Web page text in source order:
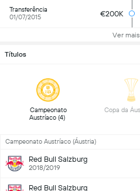
Transferência
01/07/2015
€200K
Ver mais
Títulos
Campeonato
Campeonato Austríaco (Áustria)
Red Bull Salzburg
2018/2019
Red Bull Salzburg